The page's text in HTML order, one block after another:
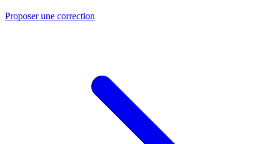
Proposer une correction